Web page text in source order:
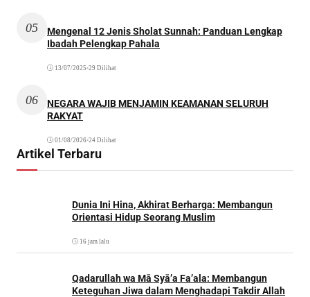
05
Mengenal 12 Jenis Sholat Sunnah: Panduan Lengkap
Ibadah Pelengkap Pahala
13/07/2025 •29 Dilihat
06
NEGARA WAJIB MENJAMIN KEAMANAN SELURUH
RAKYAT
01/08/2026•24 Dilihat
Artikel Terbaru
Dunia Ini Hina, Akhirat Berharga: Membangun
Orientasi Hidup Seorang Muslim
16 jam lalu
Qadarullah wa Mā Syā’a Fa’ala: Membangun
Keteguhan Jiwa dalam Menghadapi Takdir Allah